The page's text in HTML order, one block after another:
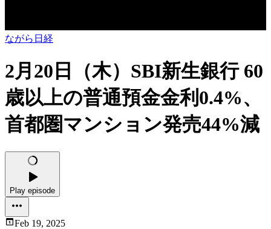
ながら日経
2月20日（木）SBI新生銀行 60
歳以上の普通預金金利0.4%、
首都圏マンション発売44%減
Play episode
Feb 19, 2025